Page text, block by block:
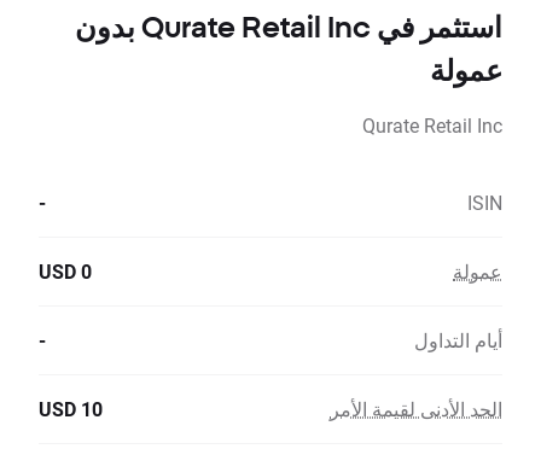
استثمر في Qurate Retail Inc بدون
عمولة
Qurate Retail Inc
ISIN
-
عمولة 0 USD
أيام التداول -
الحد الأدنى لقيمة الأمر 10 USD